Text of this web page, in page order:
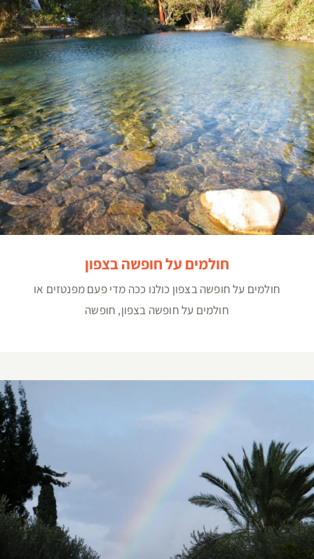
חולמים על חופשה בצפון
חולמים על חופשה בצפון
חולמים על חופשה בצפון כולנו ככה מדי פעם מפנטזים או
חולמים על חופשה בצפון, חופשה